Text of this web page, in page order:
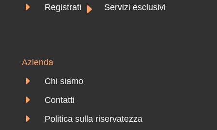
E Registrati E Servizi esclusivi
Azienda
E Chi siamo
E Contatti
E Politica sulla riservatezza